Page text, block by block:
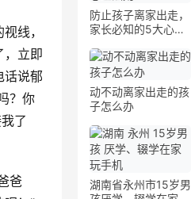
线，
，立即
话说郁
？你
了
爸
防止孩子离家出走，
家长必知的5大心理
动不动离家出走的孩
子怎么办
湖南省永州市15岁男